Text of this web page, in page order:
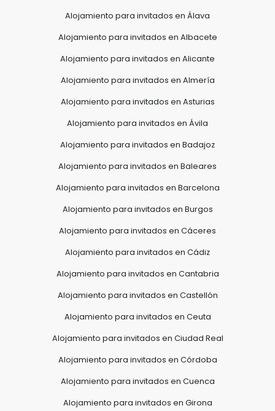
Alojamiento para invitados en Álava
Alojamiento para invitados en Albacete
Alojamiento para invitados en Alicante
Alojamiento para invitados en Almería
Alojamiento para invitados en Asturias
Alojamiento para invitados en Ávila
Alojamiento para invitados en Badajoz
Alojamiento para invitados en Baleares
Alojamiento para invitados en Barcelona
Alojamiento para invitados en Burgos
Alojamiento para invitados en Cáceres
Alojamiento para invitados en Cádiz
Alojamiento para invitados en Cantabria
Alojamiento para invitados en Castellón
Alojamiento para invitados en Ceuta
Alojamiento para invitados en Ciudad Real
Alojamiento para invitados en Córdoba
Alojamiento para invitados en Cuenca
Alojamiento para invitados en Girona